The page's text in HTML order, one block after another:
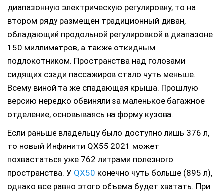
диапазонную электрическую регулировку, то на
втором ряду размещен традиционный диван,
обладающий продольной регулировкой в диапазоне
150 миллиметров, а также откидным
подлокотником. Пространства над головами
сидящих сзади пассажиров стало чуть меньше.
Всему виной та же спадающая крыша. Прошлую
версию нередко обвиняли за маленькое багажное
отделение, основываясь на форму кузова.
Если раньше владельцу было доступно лишь 376 л,
то новый Инфинити QX55 2021 может
похвастаться уже 762 литрами полезного
пространства. У QX50 конечно чуть больше (895 л),
однако все равно этого объема будет хватать. При